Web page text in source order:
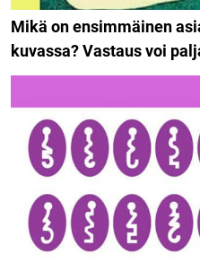
Mikä on ensimmäinen
kuvassa? Vastaus voi